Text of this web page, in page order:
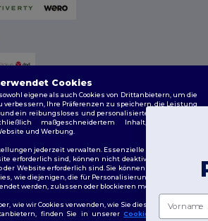
|Personalisierungsrichtlinien
Cookies
eigene als auch Cookies von Drittanbietern, um die
Ihre Präferenzen zu speichern, die Leistung
ein reibungsloses und personalisiertes Surferlebnis
maßgeschneidertem Inhalt, optimierten
und Werbung.
jederzeit verwalten. Essenzielle Cookies, die für
erforderlich sind, können nicht deaktiviert werden, da
Website erforderlich sind. Sie können jedoch wählen,
wie diejenigen, die für Personalisierung, Analyse und
werden, zulassen oder blockieren möchten.
wie wir Cookies verwenden, wie Sie diese kontrollieren
finden Sie in unsererCookies Policy
Du
Rabatt